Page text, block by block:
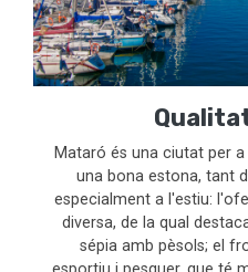
Mataró és una ciutat per
una bona estona, tant
especialment a l'estiu:
diversa, de la qual
sépia amb pèsols; el